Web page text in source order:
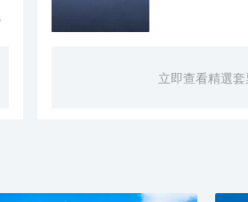
立即查看精選